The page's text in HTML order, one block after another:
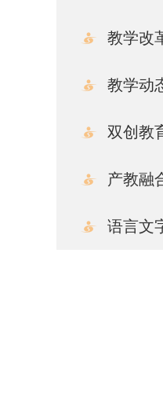
教学改
教学动
双创教
产教融
语言文